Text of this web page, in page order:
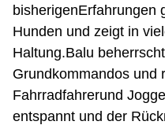
bisherigenErfahrungen
Hunden und zeigt in
Haltung.Balu
Grundkommandos und
Fahrradfahrerund
entspannt und der